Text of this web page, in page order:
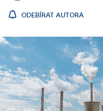
ODEBÍRAT AUTORA